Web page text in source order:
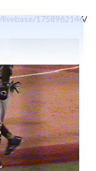
1758962146/